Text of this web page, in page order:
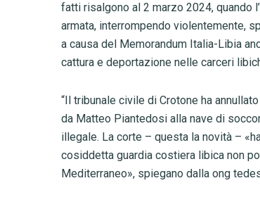
fatti risalgono al 2 marzo 2024, quando
armata, interrompendo violentemente,
a causa del Memorandum Italia-Libia
cattura e deportazione nelle carceri
“Il tribunale civile di Crotone ha
da Matteo Piantedosi alla nave di
illegale. La corte – questa la novità –
cosiddetta guardia costiera libica non
Mediterraneo», spiegano dalla ong